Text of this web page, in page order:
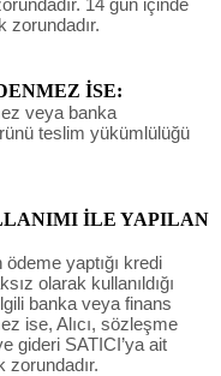
zorundadır.
İSE:
veya banka
teslim yükümlülüğü
İLE YAPILAN
ödeme yaptığı kredi
olarak kullanıldığı
banka veya finans
ise, Alıcı, sözleşme
gideri SATICI’ya ait
zorundadır.